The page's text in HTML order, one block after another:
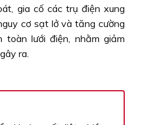
gia cố các trụ điện xung
cơ sạt lở và tăng cường
toàn lưới điện, nhằm giảm
ra.